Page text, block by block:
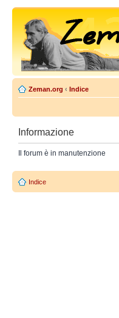
Zeman.org ‹ Indice
Informazione
Il forum è in manutenzione
Indice